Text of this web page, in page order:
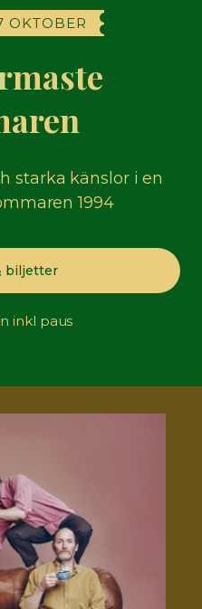
OKTOBER
starka känslor i en
1994
biljetter
inkl paus